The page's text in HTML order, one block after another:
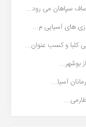
سپاهان می رود...
های آسیایی م...
کلبا و کسب عنوان...
آسیا...